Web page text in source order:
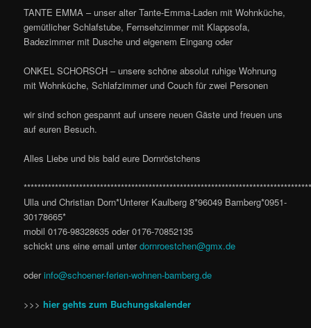
TANTE EMMA – unser alter Tante-Emma-Laden mit Wohnküche,
gemütlicher Schlafstube, Fernsehzimmer mit Klappsofa,
Badezimmer mit Dusche und eigenem Eingang oder
ONKEL SCHORSCH – unsere schöne absolut ruhige Wohnung
mit Wohnküche, Schlafzimmer und Couch für zwei Personen
wir sind schon gespannt auf unsere neuen Gäste und freuen uns
auf euren Besuch.
Alles Liebe und bis bald eure Dornröstchens
Ulla und Christian Dorn*Unterer Kaulberg 8*96049 Bamberg*0951-
30178665*
mobil 0176-98328635 oder 0176-70852135
schickt uns eine email unterdornroestchen@gmx.de
oderinfo@schoener-ferien-wohnen-bamberg.de
>>> hier gehts zum Buchungskalender